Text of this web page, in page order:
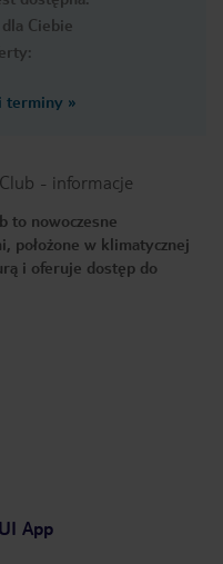
Ciebie
terminy »
- informacje
to nowoczesne
położone w klimatycznej
i oferuje dostęp do
App